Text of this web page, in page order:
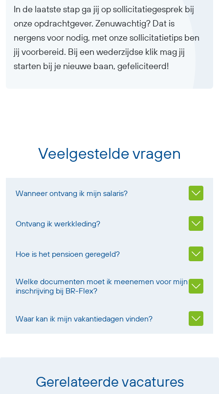
In de laatste stap ga jij op sollicitatiegesprek bij
onze opdrachtgever. Zenuwachtig? Dat is
nergens voor nodig, met onze sollicitatietips ben
jij voorbereid. Bij een wederzijdse klik mag jij
starten bij je nieuwe baan, gefeliciteerd!
Veelgestelde vragen
Wanneer ontvang ik mijn salaris?
Ontvang ik werkkleding?
Hoe is het pensioen geregeld?
Welke documenten moet ik meenemen voor mijn
inschrijving bij BR-Flex?
Waar kan ik mijn vakantiedagen vinden?
Gerelateerde vacatures